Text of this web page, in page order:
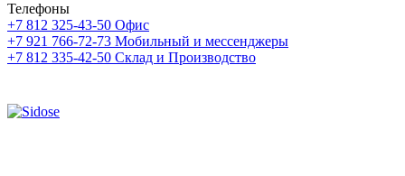
Телефоны
+7 812 325-43-50 Офис
+7 921 766-72-73 Мобильный и мессенджеры
+7 812 335-42-50 Склад и Производство